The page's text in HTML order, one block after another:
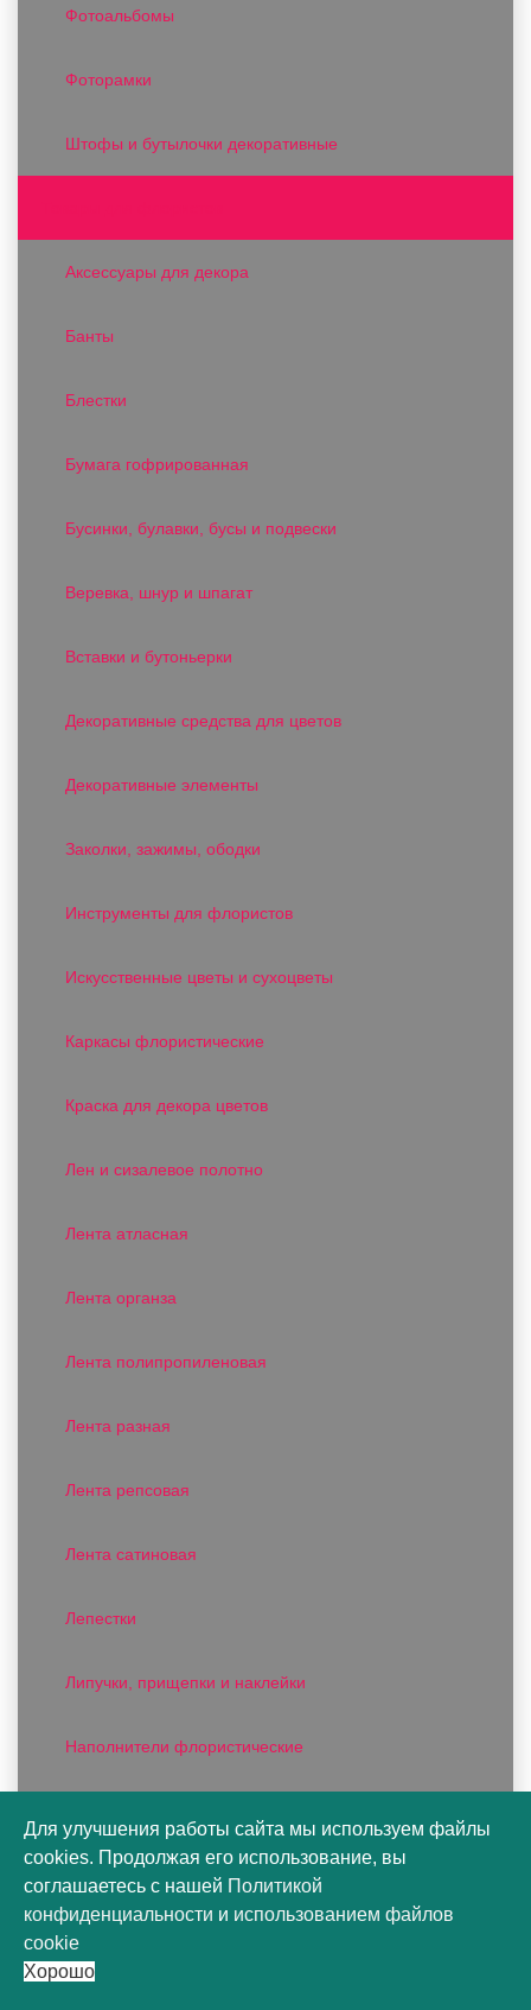
Фотоальбомы
Фоторамки
Штофы и бутылочки декоративные
Аксессуары для декора
Банты
Блестки
Бумага гофрированная
Бусинки, булавки, бусы и подвески
Веревка, шнур и шпагат
Вставки и бутоньерки
Декоративные средства для цветов
Декоративные элементы
Заколки, зажимы, ободки
Инструменты для флористов
Искусственные цветы и сухоцветы
Каркасы флористические
Краска для декора цветов
Лен и сизалевое полотно
Лента атласная
Лента органза
Лента полипропиленовая
Лента разная
Лента репсовая
Лента сатиновая
Лепестки
Липучки, прищепки и наклейки
Наполнители флористические
Пакеты конусы
Пакеты подарочные
Для улучшения работы сайта мы используем файлы
cookies. Продолжая его использование, вы
соглашаетесь с нашей Политикой
конфиденциальности и использованием файлов
cookie
Хорошо